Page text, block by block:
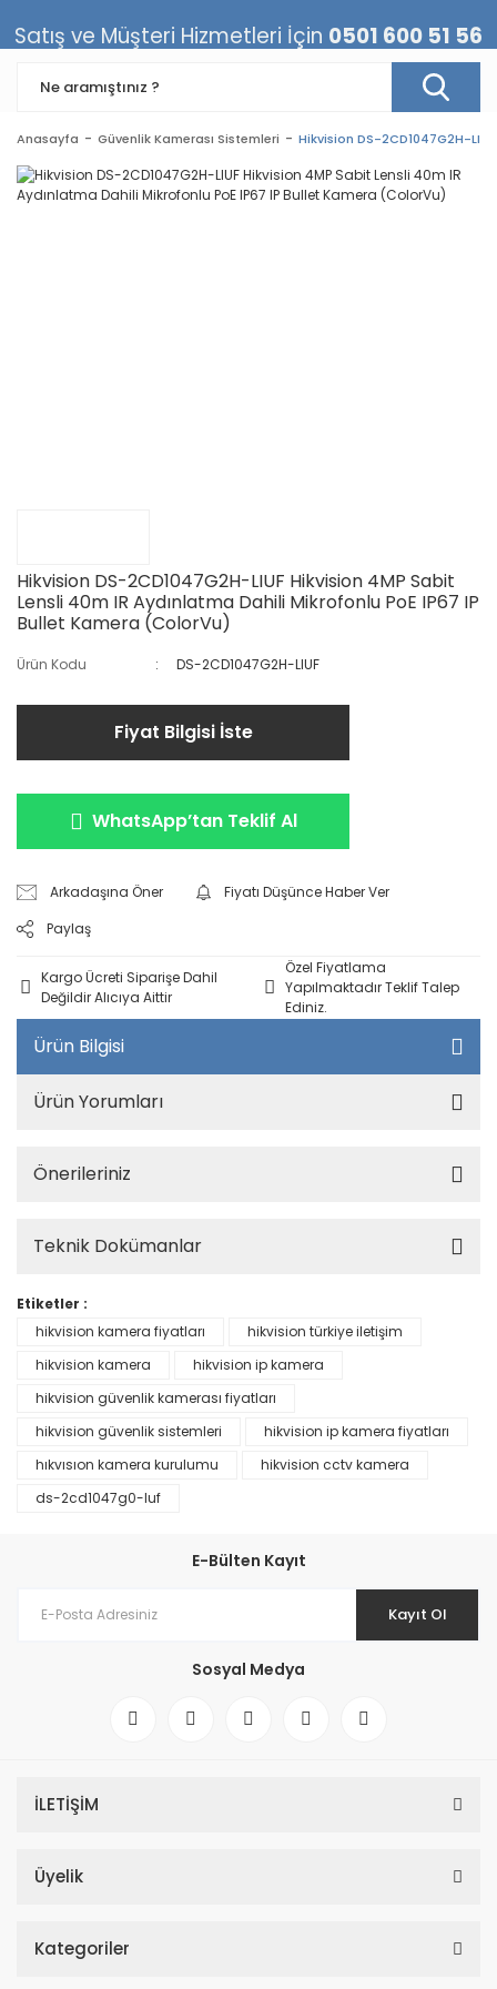
Anasayfa Güvenlik Kamerası Sistemleri Hikvision DS-2CD1047G2H-
Hikvision DS-2CD1047G2H-LIUF Hikvision 4MP Sabit
Lensli 40m IR Aydınlatma Dahili Mikrofonlu PoE IP67 IP
Bullet Kamera (ColorVu)
Ürün Kodu DS-2CD1047G2H-LIUF
Fiyat Bilgisi İste
WhatsApp’tan Teklif Al
Arkadaşına Öner
Fiyatı Düşünce Haber Ver
Paylaş
Kargo Ücreti Siparişe Dahil
Değildir Alıcıya Aittir
Özel Fiyatlama
Yapılmaktadır Teklif Talep
Ediniz.
Ürün Bilgisi
Ürün Yorumları
Önerileriniz
Teknik Dokümanlar
Etiketler :
hikvision kamera fiyatları
hikvision türkiye iletişim
hikvision kamera
hikvision ip kamera
hikvision güvenlik kamerası fiyatları
hikvision güvenlik sistemleri
hikvision ip kamera fiyatları
hıkvısıon kamera kurulumu
hikvision cctv kamera
ds-2cd1047g0-luf
E-Bülten Kayıt
Kayıt Ol
Sosyal Medya
İLETİŞİM
Üyelik
Kategoriler
Satış ve Müşteri Hizmetleri İçin 0501 600 51 56